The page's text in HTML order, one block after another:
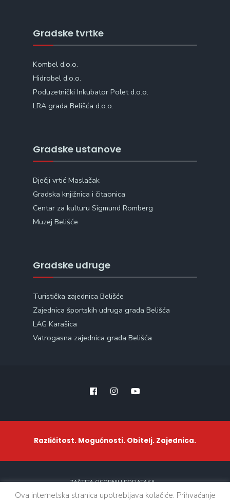
Gradske tvrtke
Kombel d.o.o.
Hidrobel d.o.o.
Poduzetnički Inkubator Polet d.o.o.
LRA grada Belišća d.o.o.
Gradske ustanove
Dječji vrtić Maslačak
Gradska knjižnica i čitaonica
Centar za kulturu Sigmund Romberg
Muzej Belišće
Gradske udruge
Turistička zajednica Belišće
Zajednica športskih udruga grada Belišća
LAG Karašica
Vatrogasna zajednica grada Belišća
Različitost. Mogućnosti. Obitelj. Zajednica.
ZAŠTITA OSOBNIH PODATAKA
Ova internetska stranica upotrebljava kolačiće. Prihvaćanje